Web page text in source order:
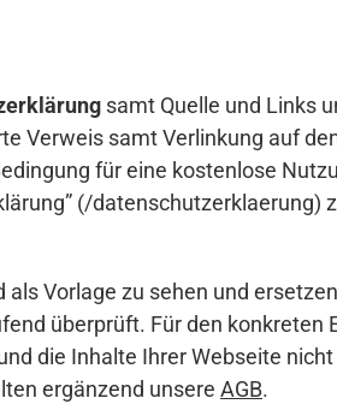
samt Quelle und Links
Verweis samt Verlinkung auf
für eine kostenlose
(/datenschutzerklaerung)
Vorlage zu sehen und
überprüft. Für den
die Inhalte Ihrer Webseite
ergänzend unsere AGB.